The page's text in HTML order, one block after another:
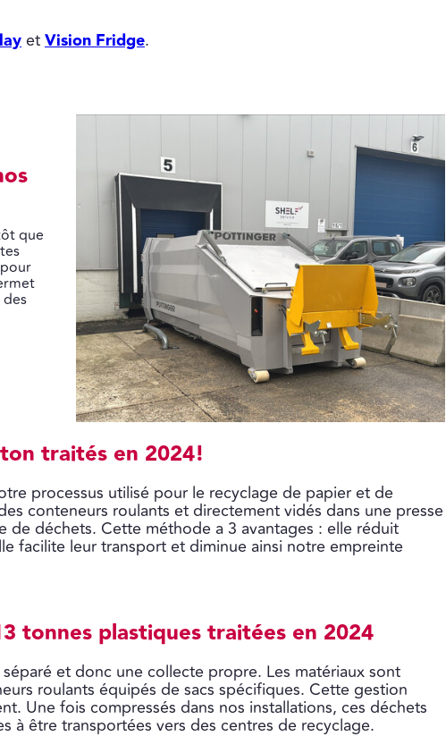
etVision Fridge.
que
traités en 2024!
processus utilisé pour le recyclage de papier et de
conteneurs roulants et directement vidés dans une presse
déchets. Cette méthode a 3 avantages : elle réduit
facilite leur transport et diminue ainsi notre empreinte
tonnes plastiques traitées en 2024
et donc une collecte propre. Les matériaux sont
roulants équipés de sacs spécifiques. Cette gestion
Une fois compressés dans nos installations, ces déchets
à être transportées vers des centres de recyclage.